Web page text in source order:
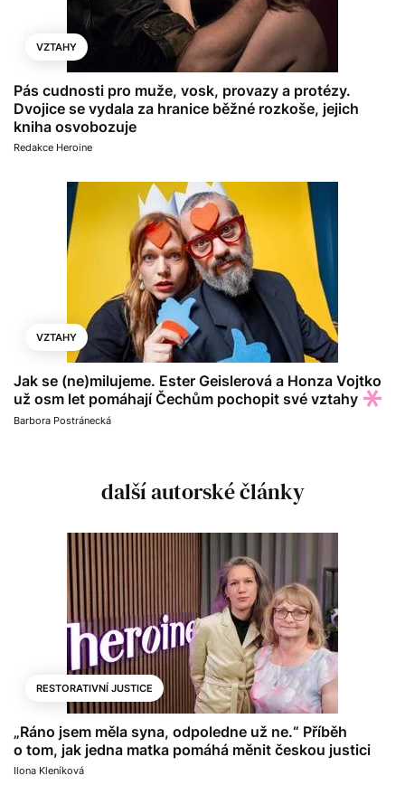
VZTAHY
Pás cudnosti pro muže, vosk, provazy a protézy.
Dvojice se vydala za hranice běžné rozkoše, jejich
kniha osvobozuje
Redakce Heroine
VZTAHY
Jak se (ne)milujeme. Ester Geislerová a Honza Vojtko
už osm let pomáhají Čechům pochopit své vztahy
Barbora Postránecká
další autorské články
RESTORATIVNÍ JUSTICE
„Ráno jsem měla syna, odpoledne už ne.“ Příběh
o tom, jak jedna matka pomáhá měnit českou justici
Ilona Kleníková